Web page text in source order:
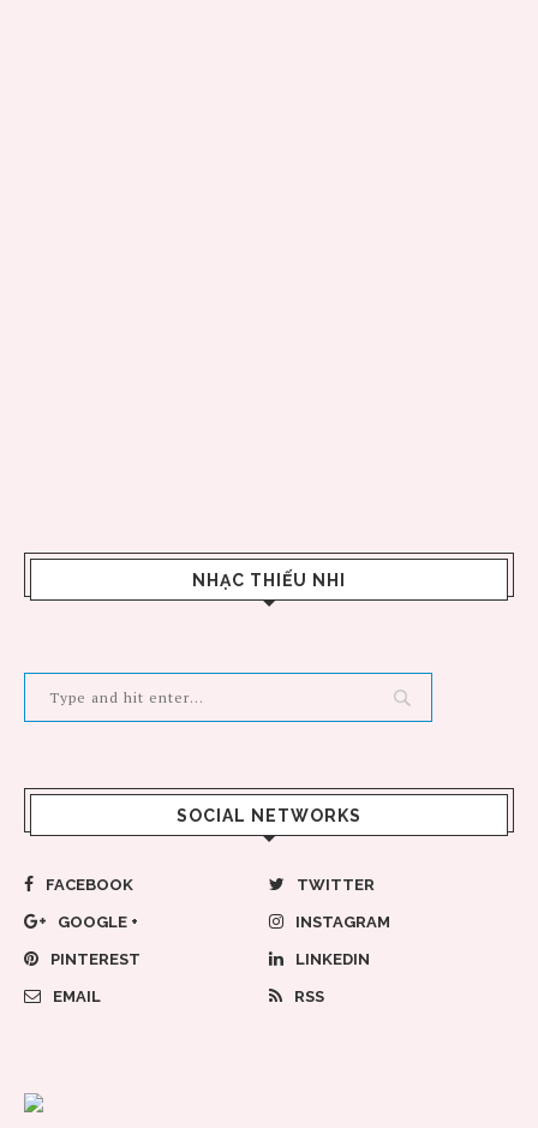
NHẠC THIẾU NHI
SOCIAL NETWORKS
FACEBOOK TWITTER
GOOGLE + INSTAGRAM
PINTEREST LINKEDIN
EMAIL RSS